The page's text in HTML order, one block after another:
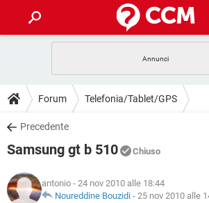
INTRATTENIMENTO ANDROID
iOS
INSTAGRAM
TIKTOK
HARDWARE
GUIDE
COVID-19 GAMING
INSTAGRAM
DOWNLOAD
COVID-19
INTRATTENIMENTO
iOS WINDOWS
COVID-19
GLOSSARIO
Forum Telefonia/Tablet/GPS
Precedente
Samsung gt b 510 Chiuso
antonio - 24 nov 2010 alle 18:44
Noureddine Bouzidi - 25 nov 2010 alle